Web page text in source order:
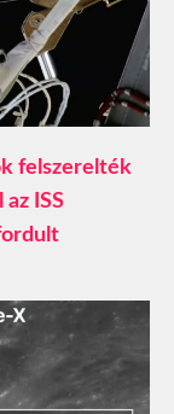
felszerelték
ISS